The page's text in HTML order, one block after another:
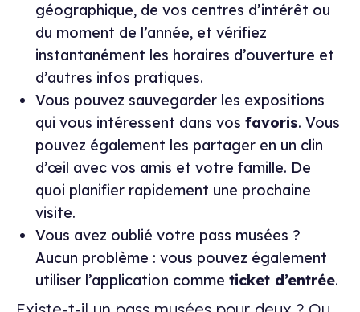
géographique, de vos centres d’intérêt ou
du moment de l’année, et vérifiez
instantanément les horaires d’ouverture et
d’autres infos pratiques.
Vous pouvez sauvegarder les expositions
qui vous intéressent dans vos favoris. Vous
pouvez également les partager en un clin
d’œil avec vos amis et votre famille. De
quoi planifier rapidement une prochaine
visite.
Vous avez oublié votre pass musées ?
Aucun problème : vous pouvez également
utiliser l’application comme ticket d’entrée.